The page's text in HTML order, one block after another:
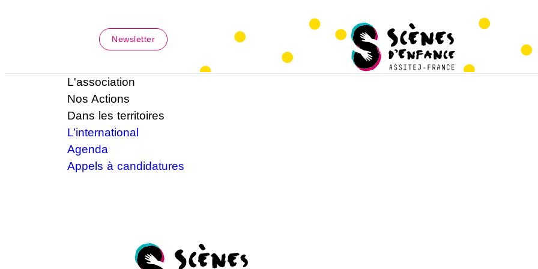
Newsletter
L'association
Nos Actions
Dans les territoires
L’international
Agenda
Appels à candidatures